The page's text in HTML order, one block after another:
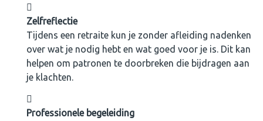
Zelfreflectie
Tijdens een retraite kun je zonder afleiding nadenken
over wat je nodig hebt en wat goed voor je is. Dit kan
helpen om patronen te doorbreken die bijdragen aan
je klachten.
Professionele begeleiding